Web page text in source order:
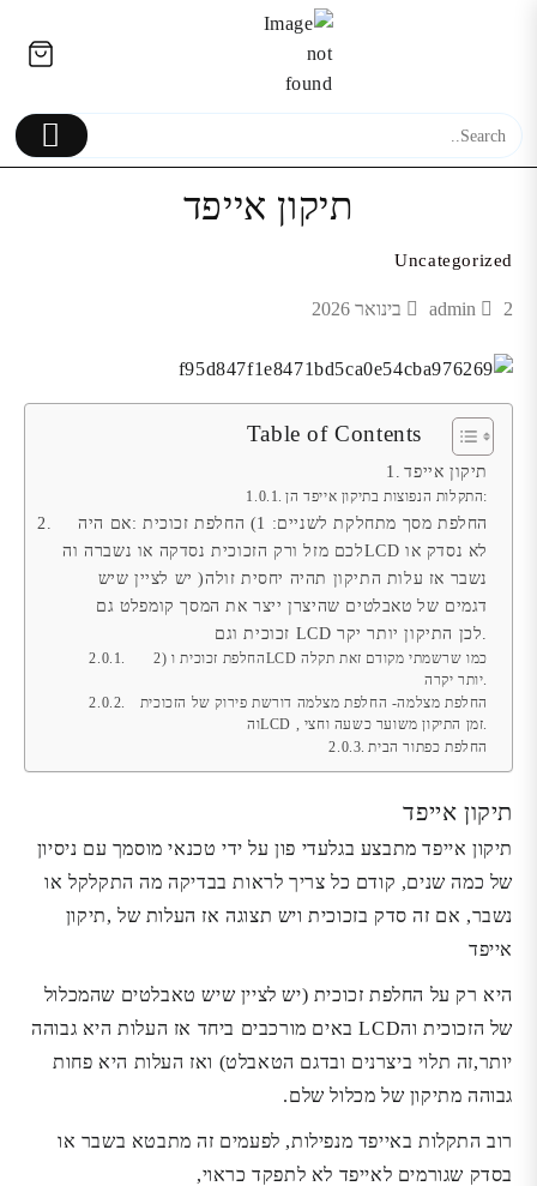
תיקון אייפד
Uncategorized
admin 2 בינואר 2026
Table of Contents
תיקון אייפד
התקלות הנפוצות בתיקון אייפד הן:
החלפת מסך מתחלקת לשניים: 1) החלפת זכוכית :אם היה
לכם מזל ורק הזכוכית נסדקה או נשברה והLCD לא נסדק או
נשבר אז עלות התיקון תהיה יחסית זולה( יש לציין שיש
דגמים של טאבלטים שהיצרן ייצר את המסך קומפלט גם
2) החלפת זכוכית וLCD כמו שרשמתי מקודם זאת תקלה
יותר יקרה.
החלפת מצלמה- החלפת מצלמה דורשת פירוק של הזכוכית
והLCD , זמן התיקון משוער כשעה וחצי.
החלפת כפתור הבית
תיקון אייפד
תיקון אייפד מתבצע בגלעדי פון על ידי טכנאי מוסמך עם ניסיון
של כמה שנים, קודם כל צריך לראות בבדיקה מה התקלקל או
נשבר, אם זה סדק בזכוכית ויש תצוגה אז העלות של ,תיקון
אייפד
היא רק על החלפת זכוכית (יש לציין שיש טאבלטים שהמכלול
של הזכוכית והLCD באים מורכבים ביחד אז העלות היא גבוהה
יותר,זה תלוי ביצרנים ובדגם הטאבלט) ואז העלות היא פחות
גבוהה מתיקון של מכלול שלם.
רוב התקלות באייפד מנפילות, לפעמים זה מתבטא בשבר או
בסדק שגורמים לאייפד לא לתפקד כראוי,
Samsung Galaxy A7 (2017)